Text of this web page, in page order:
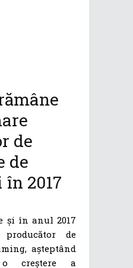
de
de
2017
și în anul 2017
de
așteptând
creștere a